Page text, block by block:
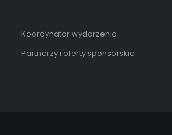
Koordynator wydarzenia
Partnerzy i oferty sponsorskie